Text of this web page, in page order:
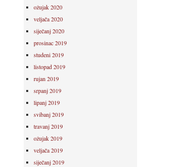
ožujak 2020
veljača 2020
siječanj 2020
prosinac 2019
studeni 2019
listopad 2019
rujan 2019
srpanj 2019
lipanj 2019
svibanj 2019
travanj 2019
ožujak 2019
veljača 2019
siječanj 2019